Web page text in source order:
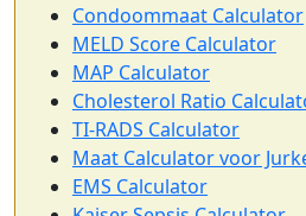
Condoommaat Calculator
MELD Score Calculator
MAP Calculator
Cholesterol Ratio
TI-RADS Calculator
Maat Calculator voor
EMS Calculator